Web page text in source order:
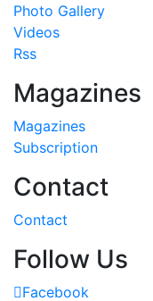
Photo Gallery
Videos
Rss
Magazines
Magazines
Subscription
Contact
Contact
Follow Us
Facebook